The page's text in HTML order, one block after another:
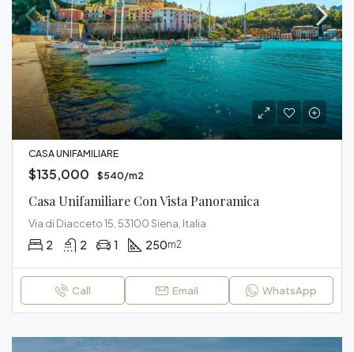
CASA UNIFAMILIARE
$135,000 $540/m2
Casa Unifamiliare Con Vista Panoramica
Via di Diacceto 15, 53100 Siena, Italia
2 2 1 250m2
Call Email WhatsApp